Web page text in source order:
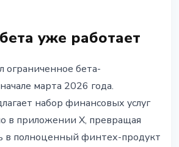
уже работает
ограниченное бета-
марта 2026 года.
набор финансовых услуг
в приложении X, превращая
в полноценный финтех-продукт